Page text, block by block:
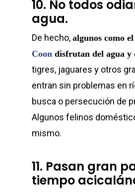
10. No todos
agua.
De hecho, algunos como el
Coon disfrutan del agua y
tigres, jaguares y otros
entran sin problemas en
busca o persecución de
Algunos felinos
mismo.
11. Pasan gran
tiempo